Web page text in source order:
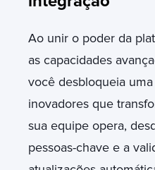
Ao unir o poder da
as capacidades
você desbloqueia
inovadores que
sua equipe opera,
pessoas-chave e a